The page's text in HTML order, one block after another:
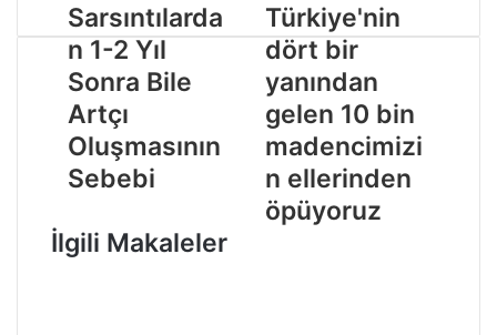
Sarsıntılarda
n 1-2 Yıl
Sonra Bile
Artçı
Oluşmasının
Sebebi
Türkiye'nin
dört bir
yanından
gelen 10 bin
madencimizi
n ellerinden
öpüyoruz
İlgili Makaleler